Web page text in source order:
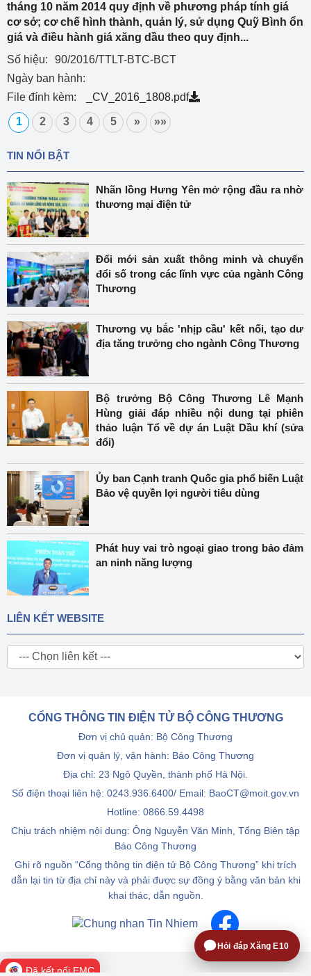
tháng 10 năm 2014 quy định về phương pháp tính giá
cơ sở; cơ chế hình thành, quản lý, sử dụng Quỹ Bình ổn
giá và điều hành giá xăng dầu theo quy định...
Số hiệu:
90/2016/TTLT-BTC-BCT
Ngày ban hành:
File đính kèm:
_CV_2016_1808.pdf
1 2 3 4 5 » »»
TIN NỔI BẬT
Nhãn lồng Hưng Yên mở rộng đầu ra nhờ
thương mại điện tử
Đổi mới sản xuất thông minh và chuyển
đổi số trong các lĩnh vực của ngành Công
Thương
Thương vụ bắc 'nhịp cầu' kết nối, tạo dư
địa tăng trưởng cho ngành Công Thương
Bộ trưởng Bộ Công Thương Lê Mạnh
Hùng giải đáp nhiều nội dung tại phiên
thảo luận Tổ về dự án Luật Dầu khí (sửa
đổi)
Ủy ban Cạnh tranh Quốc gia phổ biến Luật
Bảo vệ quyền lợi người tiêu dùng
Phát huy vai trò ngoại giao trong bảo đảm
an ninh năng lượng
LIÊN KẾT WEBSITE
CỔNG THÔNG TIN ĐIỆN TỬ BỘ CÔNG THƯƠNG
Đơn vị chủ quản: Bộ Công Thương
Đơn vị quản lý, vận hành: Báo Công Thương
Địa chỉ: 23 Ngô Quyền, thành phố Hà Nội.
Số điện thoại liên hệ: 0243.936.6400/ Email: BaoCT@moit.gov.vn
Hotline: 0866.59.4498
Chịu trách nhiệm nội dung: Ông Nguyễn Văn Minh, Tổng Biên tập
Báo Công Thương
Ghi rõ nguồn “Cổng thông tin điện tử Bộ Công Thương” khi trích
dẫn lại tin từ địa chỉ này và phải được sự đồng ý bằng văn bản khi
khai thác, dẫn nguồn.
Hỏi đáp Xăng E10
Đã kết nối EMC